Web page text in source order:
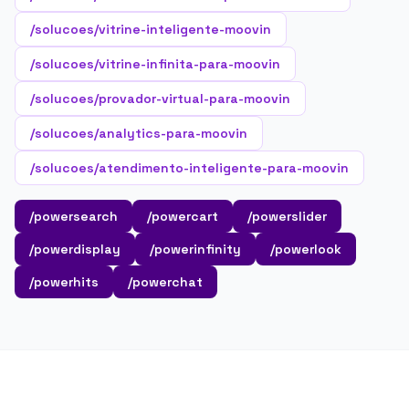
/solucoes/vitrine-inteligente-moovin
/solucoes/vitrine-infinita-para-moovin
/solucoes/provador-virtual-para-moovin
/solucoes/analytics-para-moovin
/solucoes/atendimento-inteligente-para-moovin
/powersearch /powercart
/powerslider
/powerdisplay
/powerinfinity
/powerlook
/powerhits
/powerchat